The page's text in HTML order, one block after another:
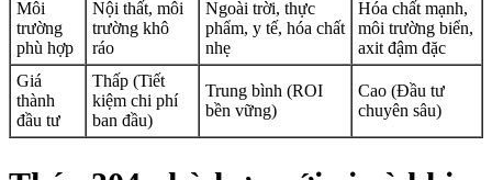
Môi
trường
phù hợp
Nội thất, môi
trường khô
ráo
Ngoài trời, thực
phẩm, y tế, hóa chất
nhẹ
Hóa chất mạnh,
môi trường biển,
axit đậm đặc
Giá
thành
đầu tư
Thấp (Tiết
kiệm chi phí
ban đầu)
Trung bình (ROI
bền vững)
Cao (Đầu tư
chuyên sâu)